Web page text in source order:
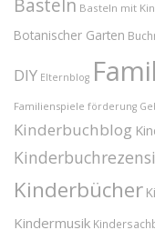
Basteln Basteln mit
Botanischer Garten
DIY Elternblog
Familienspiele förderung
Kinderbuchblog
Kinderbücher
Kindermusik